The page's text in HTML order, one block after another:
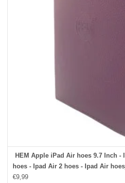
HEM Apple iPad Air hoes 9.7 Inch -
hoes - Ipad Air 2 hoes - Ipad Air
Autowake Draaibare Cover - Ipad
€9,99